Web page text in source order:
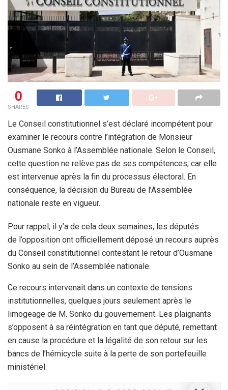
0
SHARES
Le Conseil constitutionnel s’est déclaré incompétent pour
examiner le recours contre l’intégration de Monsieur
Ousmane Sonko à l’Assemblée nationale. Selon le Conseil,
cette question ne relève pas de ses compétences, car elle
est intervenue après la fin du processus électoral. En
conséquence, la décision du Bureau de l’Assemblée
nationale reste en vigueur.
Pour rappel; il y’a de cela deux semaines, les députés
de l’opposition ont officiellement déposé un recours auprès
du Conseil constitutionnel contestant le retour d’Ousmane
Sonko au sein de l’Assemblée nationale.
​Ce recours intervenait dans un contexte de tensions
institutionnelles, quelques jours seulement après le
limogeage de M. Sonko du gouvernement. Les plaignants
s’opposent à sa réintégration en tant que député, remettant
en cause la procédure et la légalité de son retour sur les
bancs de l’hémicycle suite à la perte de son portefeuille
ministériel.